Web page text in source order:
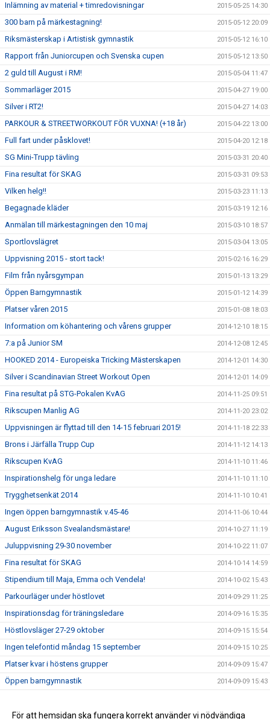
Inlämning av material + timredovisningar 2015-05-25 14:30
300 barn på märkestagning! 2015-05-12 20:09
Riksmästerskap i Artistisk gymnastik 2015-05-12 16:10
Rapport från Juniorcupen och Svenska cupen 2015-05-12 13:50
2 guld till August i RM! 2015-05-04 11:47
Sommarläger 2015 2015-04-27 19:00
Silver i RT2! 2015-04-27 14:03
PARKOUR & STREETWORKOUT FÖR VUXNA! (+18 år) 2015-04-22 13:00
Full fart under påsklovet! 2015-04-20 12:18
SG Mini-Trupp tävling 2015-03-31 20:40
Fina resultat för SKAG 2015-03-31 09:53
Vilken helg!! 2015-03-23 11:13
Begagnade kläder 2015-03-19 12:16
Anmälan till märkestagningen den 10 maj 2015-03-10 18:57
Sportlovslägret 2015-03-04 13:05
Uppvisning 2015 - stort tack! 2015-02-16 16:29
Film från nyårsgympan 2015-01-13 13:29
Öppen Barngymnastik 2015-01-12 14:39
Platser våren 2015 2015-01-08 18:03
Information om köhantering och vårens grupper 2014-12-10 18:15
7:a på Junior SM 2014-12-08 12:45
HOOKED 2014 - Europeiska Tricking Mästerskapen 2014-12-01 14:30
Silver i Scandinavian Street Workout Open 2014-12-01 14:09
Fina resultat på STG-Pokalen KvAG 2014-11-25 09:51
Rikscupen Manlig AG 2014-11-20 23:02
Uppvisningen är flyttad till den 14-15 februari 2015! 2014-11-18 22:33
Brons i Järfälla Trupp Cup 2014-11-12 14:13
Rikscupen KvAG 2014-11-10 11:46
Inspirationshelg för unga ledare 2014-11-10 11:10
Trygghetsenkät 2014 2014-11-10 10:41
Ingen öppen barngymnastik v.45-46 2014-11-06 10:44
August Eriksson Svealandsmästare! 2014-10-27 11:19
Juluppvisning 29-30 november 2014-10-22 11:07
Fina resultat för SKAG 2014-10-14 14:59
Stipendium till Maja, Emma och Vendela! 2014-10-02 15:43
Parkourläger under höstlovet 2014-09-29 11:25
Inspirationsdag för träningsledare 2014-09-16 15:35
Höstlovsläger 27-29 oktober 2014-09-15 15:54
Ingen telefontid måndag 15 september 2014-09-15 10:25
Platser kvar i höstens grupper 2014-09-09 15:47
Öppen barngymnastik 2014-09-09 15:43
Elina och Delia reder ut vad våra värdeord betyder :) 2014-02-27 15:48
För att hemsidan ska fungera korrekt använder vi nödvändiga